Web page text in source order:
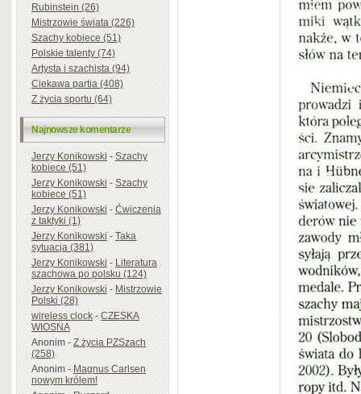
Rubinstein (26)
Mistrzowie świata (226)
Szachy kobiece (51)
Polskie talenty (74)
Artysta i szachista (94)
Ciekawa partia (408)
Z życia sportu (64)
Najnowsze komentarze
Jerzy Konikowski-Szachy
kobiece (51)
Jerzy Konikowski-Szachy
kobiece (51)
Jerzy Konikowski-Ćwiczenia
z taktyki (1)
Jerzy Konikowski-Taka
sytuacja (381)
Jerzy Konikowski-Literatura
szachowa po polsku (124)
Jerzy Konikowski-Mistrzowie
Polski (28)
wireless clock-CZESKA
WIOSNA
Anonim-Z życia PZSzach
(258)
Anonim-Magnus Carlsen
nowym królem!